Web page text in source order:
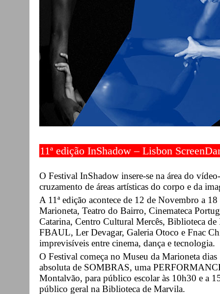
11ª edição InShadow – Lisbon
O Festival InShadow insere-se na área do
cruzamento de áreas artísticas do corpo e da
A 11ª edição acontece de 12 de Novembro a
Marioneta, Teatro do Bairro, Cinemateca
Catarina, Centro Cultural Mercês, Biblioteca
FBAUL, Ler Devagar, Galeria Otoco e Fnac
imprevisíveis entre cinema, dança e tecnologia.
O Festival começa no Museu da Marioneta
absoluta de SOMBRAS, uma
Montalvão, para público escolar às 10h30 e a
público geral na Biblioteca de Marvila.